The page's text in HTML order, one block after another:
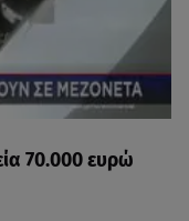
70.000 ευρώ